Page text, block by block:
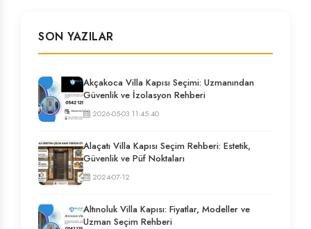
SON YAZILAR
Akçakoca Villa Kapısı Seçimi: Uzmanından
Güvenlik ve İzolasyon Rehberi
2026-05-03 11:45:40
Alaçatı Villa Kapısı Seçim Rehberi: Estetik,
Güvenlik ve Püf Noktaları
2024-07-12
Altınoluk Villa Kapısı: Fiyatlar, Modeller ve
Uzman Seçim Rehberi